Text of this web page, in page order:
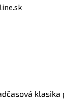
klasika